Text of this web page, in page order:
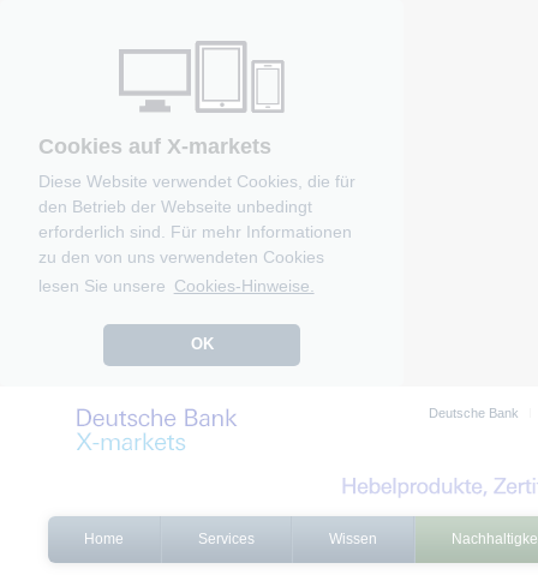
Cookies auf X-markets
Diese Website verwendet Cookies, die für
den Betrieb der Webseite unbedingt
erforderlich sind. Für mehr Informationen
zu den von uns verwendeten Cookies
lesen Sie unsere Cookies-Hinweise.
OK
Deutsche Bank
Home Services Wissen